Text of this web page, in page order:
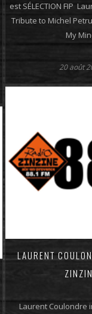
est SÉLECTION FIP
Tribute to Michel
My
20 août
LAURENT
Laurent Coulondre